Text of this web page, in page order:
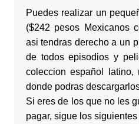
Puedes realizar un
($242 pesos Mexicanos
asi tendras derecho a un
de todos episodios y
coleccion español latino,
donde podras
Si eres de los que no les
pagar, sigue los siguientes